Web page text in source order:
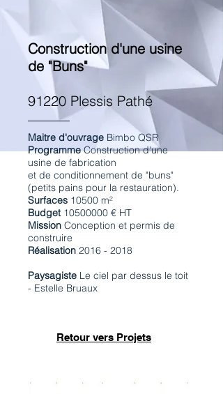
Construction d'une usine
de "Buns"
91220 Plessis Pathé
Maitre d'ouvrage Bimbo QSR
ProgrammeConstruction d'une
usine de fabrication
et de conditionnement de "buns"
(petits pains pour la restauration).
Surfaces 10500 m²
Budget 10500000 € HT
Mission Conception et permis de
construire
Réalisation 2016 - 2018
Paysagiste Le ciel par dessus le toit
- Estelle Bruaux
Retour vers Projets